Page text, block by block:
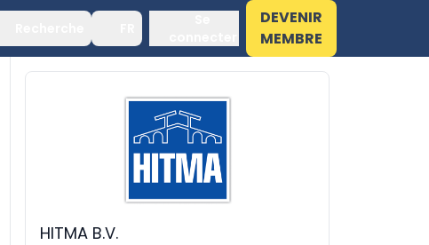
DEVENIR
MEMBRE
HITMA B.V.